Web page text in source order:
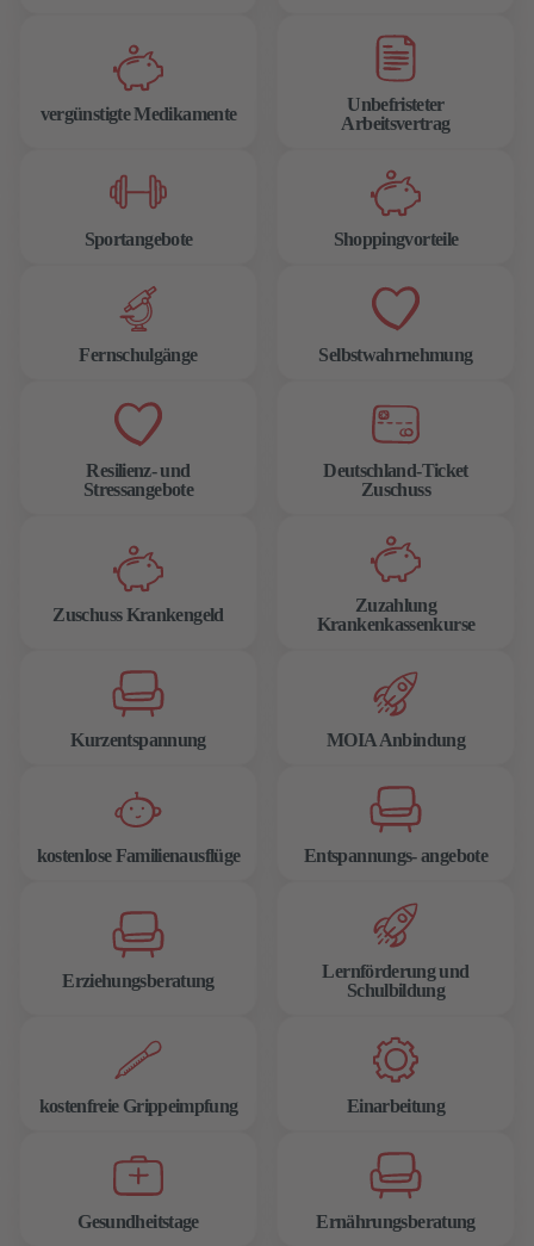
vergünstigte Medikamente
Unbefristeter
Arbeitsvertrag
Sportangebote Shoppingvorteile
Fernschulgänge Selbstwahrnehmung
Resilienz- und
Stressangebote
Deutschland-Ticket
Zuschuss
Zuschuss Krankengeld
Zuzahlung
Krankenkassenkurse
Kurzentspannung MOIA Anbindung
kostenlose Familienausflüge Entspannungs- angebote
Erziehungsberatung
Lernförderung und
Schulbildung
kostenfreie Grippeimpfung Einarbeitung
Gesundheitstage Ernährungsberatung